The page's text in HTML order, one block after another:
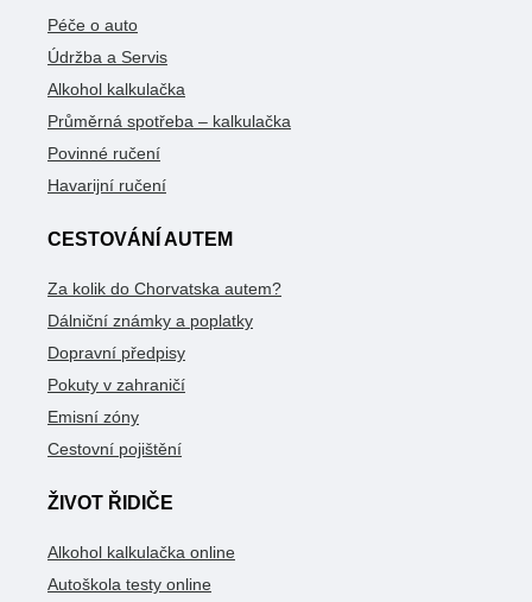
Péče o auto
Údržba a Servis
Alkohol kalkulačka
Průměrná spotřeba – kalkulačka
Povinné ručení
Havarijní ručení
CESTOVÁNÍ AUTEM
Za kolik do Chorvatska autem?
Dálniční známky a poplatky
Dopravní předpisy
Pokuty v zahraničí
Emisní zóny
Cestovní pojištění
ŽIVOT ŘIDIČE
Alkohol kalkulačka online
Autoškola testy online